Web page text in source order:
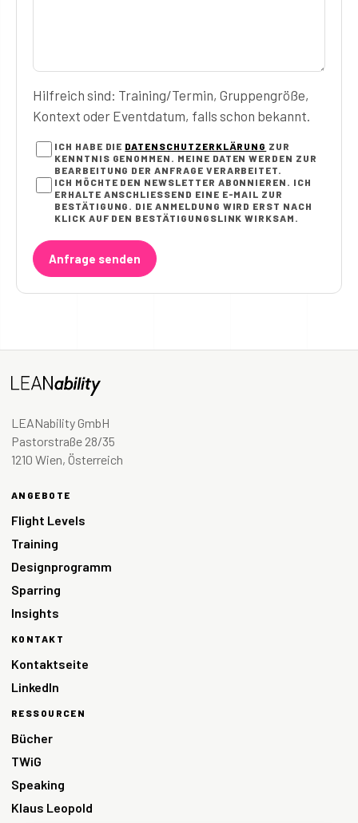
Hilfreich sind: Training/Termin, Gruppengröße,
Kontext oder Eventdatum, falls schon bekannt.
ICH HABE DIE DATENSCHUTZERKLÄRUNG ZUR
KENNTNIS GENOMMEN. MEINE DATEN WERDEN ZUR
BEARBEITUNG DER ANFRAGE VERARBEITET.
ICH MÖCHTE DEN NEWSLETTER ABONNIEREN. ICH
ERHALTE ANSCHLIESSEND EINE E-MAIL ZUR B
ESTÄTIGUNG. DIE ANMELDUNG WIRD ERST NACH K
LICK AUF DEN BESTÄTIGUNGSLINK WIRKSAM.
Anfrage senden
LEANability GmbH
Pastorstraße 28/35
1210 Wien, Österreich
ANGEBOTE
Flight Levels
Training
Designprogramm
Sparring
Insights
KONTAKT
Kontaktseite
LinkedIn
RESSOURCEN
Bücher
TWiG
Speaking
Klaus Leopold